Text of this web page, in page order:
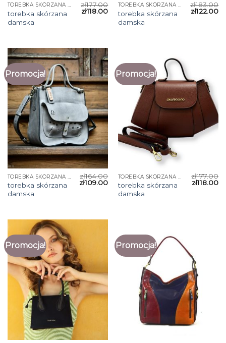
TOREBKA SKÓRZANA DAMSKA
torebka skórzana
damska
zł177.00
zł118.00
TOREBKA SKÓRZANA DAMSKA
torebka skórzana
damska
zł183.00
zł122.00
Promocja!
torebka skórzana
damska
zł164.00
zł109.00
Promocja!
torebka skórzana
damska
zł177.00
zł118.00
Promocja! Promocja!